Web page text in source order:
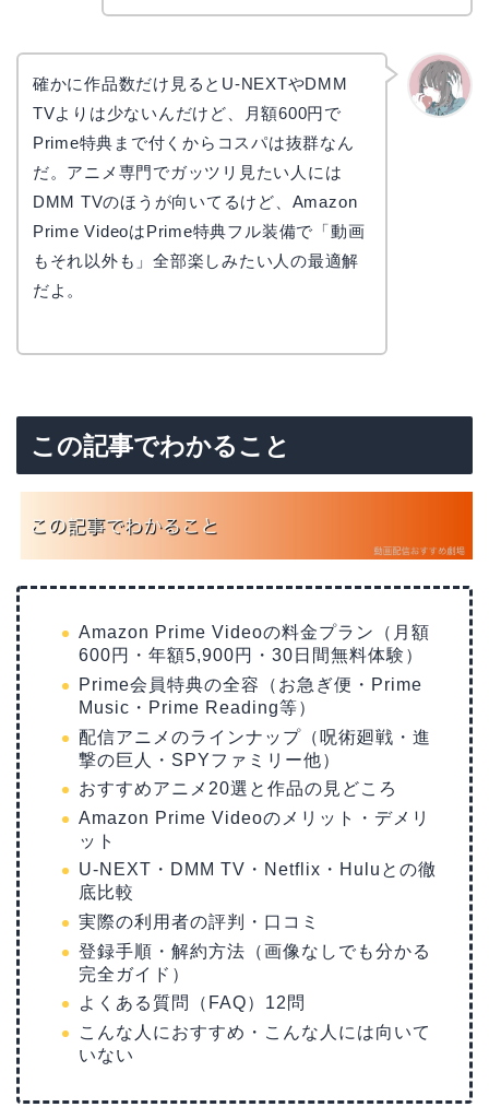
確かに作品数だけ見るとU-NEXTやDMM
TVよりは少ないんだけど、月額600円で
Prime特典まで付くからコスパは抜群なん
だ。アニメ専門でガッツリ見たい人には
DMM TVのほうが向いてるけど、Amazon
Prime VideoはPrime特典フル装備で「動画
もそれ以外も」全部楽しみたい人の最適解
だよ。
この記事でわかること
Amazon Prime Videoの料金プラン（月額
600円・年額5,900円・30日間無料体験）
Prime会員特典の全容（お急ぎ便・Prime
Music・Prime Reading等）
配信アニメのラインナップ（呪術廻戦・進
撃の巨人・SPYファミリー他）
おすすめアニメ20選と作品の見どころ
Amazon Prime Videoのメリット・デメリ
ット
U-NEXT・DMM TV・Netflix・Huluとの徹
底比較
実際の利用者の評判・口コミ
登録手順・解約方法（画像なしでも分かる
完全ガイド）
よくある質問（FAQ）12問
こんな人におすすめ・こんな人には向いて
いない